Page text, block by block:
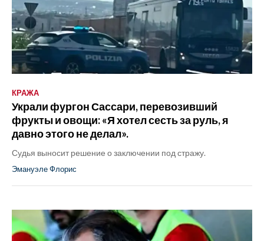
КРАЖА
Украли фургон Сассари, перевозивший
фрукты и овощи: «Я хотел сесть за руль, я
давно этого не делал».
Судья выносит решение о заключении под стражу.
Эмануэле Флорис